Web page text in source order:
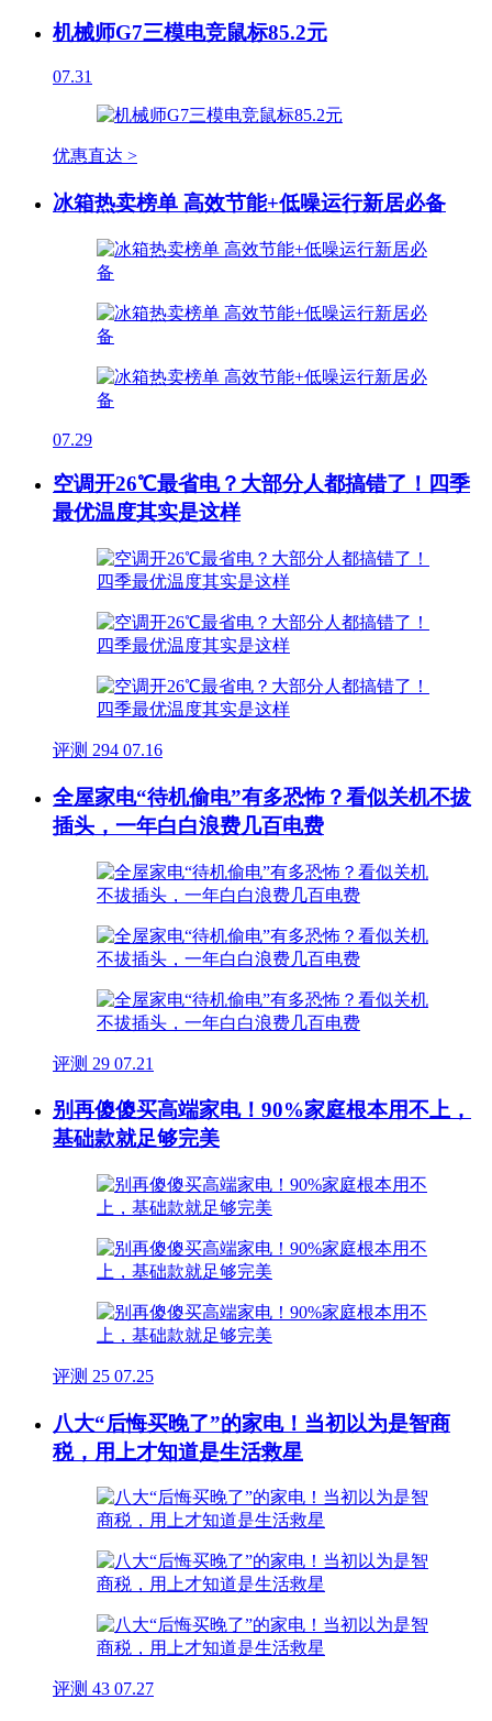
机械师G7三模电竞鼠标85.2元
07.31
优惠直达 >
冰箱热卖榜单 高效节能+低噪运行新居必备
07.29
空调开26℃最省电？大部分人都搞错了！四季
最优温度其实是这样
评测 294 07.16
全屋家电“待机偷电”有多恐怖？看似关机不拔
插头，一年白白浪费几百电费
评测 29 07.21
别再傻傻买高端家电！90%家庭根本用不上，
基础款就足够完美
评测 25 07.25
八大“后悔买晚了”的家电！当初以为是智商
税，用上才知道是生活救星
评测 43 07.27